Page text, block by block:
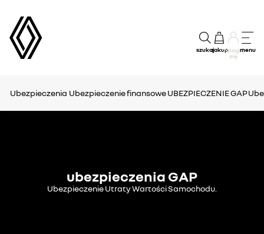
szukajzakupZaloguj
się
menu
Ubezpieczenia Ubezpieczenie finansoweUBEZPIECZENIE GAP
ubezpieczenia GAP
Ubezpieczenie Utraty Wartości Samochodu.